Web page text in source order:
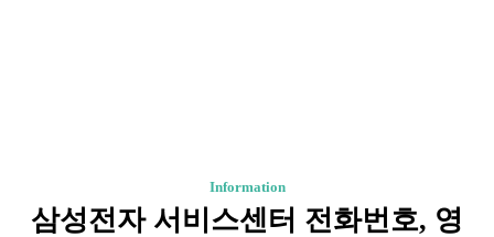
Information
삼성전자 서비스센터 전화번호, 영